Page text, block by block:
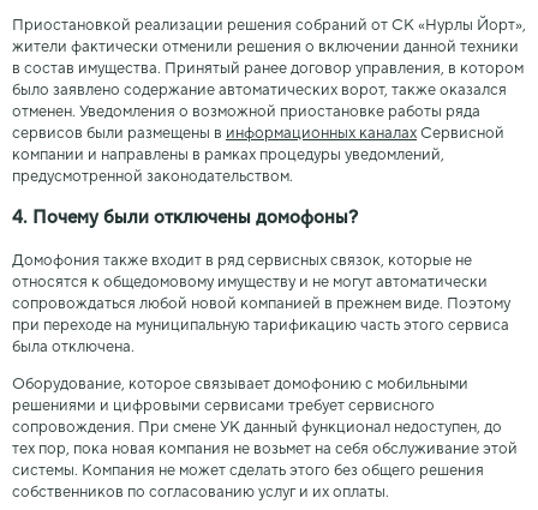
Приостановкой реализации решения собраний от СК «Нурлы Йорт»,
жители фактически отменили решения о включении данной техники
в состав имущества. Принятый ранее договор управления, в котором
было заявлено содержание автоматических ворот, также оказался
отменен. Уведомления о возможной приостановке работы ряда
сервисов были размещены в информационных каналахСервисной
компании и направлены в рамках процедуры уведомлений,
предусмотренной законодательством.
4. Почему были отключены домофоны?
Домофония также входит в ряд сервисных связок, которые не
относятся к общедомовому имуществу и не могут автоматически
сопровождаться любой новой компанией в прежнем виде. Поэтому
при переходе на муниципальную тарификацию часть этого сервиса
была отключена.
Оборудование, которое связывает домофонию с мобильными
решениями и цифровыми сервисами требует сервисного
сопровождения. При смене УК данный функционал недоступен, до
тех пор, пока новая компания не возьмет на себя обслуживание этой
системы. Компания не может сделать этого без общего решения
собственников по согласованию услуг и их оплаты.